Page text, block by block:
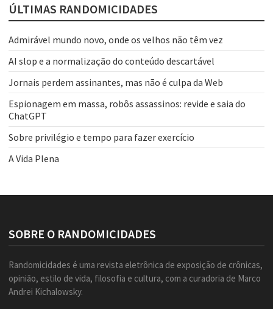
ÚLTIMAS RANDOMICIDADES
Admirável mundo novo, onde os velhos não têm vez
AI slop e a normalização do conteúdo descartável
Jornais perdem assinantes, mas não é culpa da Web
Espionagem em massa, robôs assassinos: revide e saia do
ChatGPT
Sobre privilégio e tempo para fazer exercício
A Vida Plena
SOBRE O RANDOMICIDADES
Randomicidades é uma revista eletrônica de exposição de crônicas,
opinião, estilo de vida, filosofia e cultura, com a curadoria de Marco
Andrei Kichalowsky.